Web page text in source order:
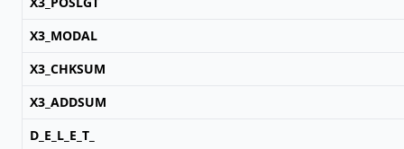
X3_MODAL
X3_CHKSUM
X3_ADDSUM
D_E_L_E_T_